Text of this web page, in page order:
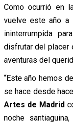
Como ocurrió en
vuelve este año a
ininterrumpida
disfrutar del placer
aventuras del
“Este año hemos
se hace desde
Artes de Madrid
noche